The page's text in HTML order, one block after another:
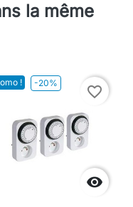
la même
! -20%

favorite_border